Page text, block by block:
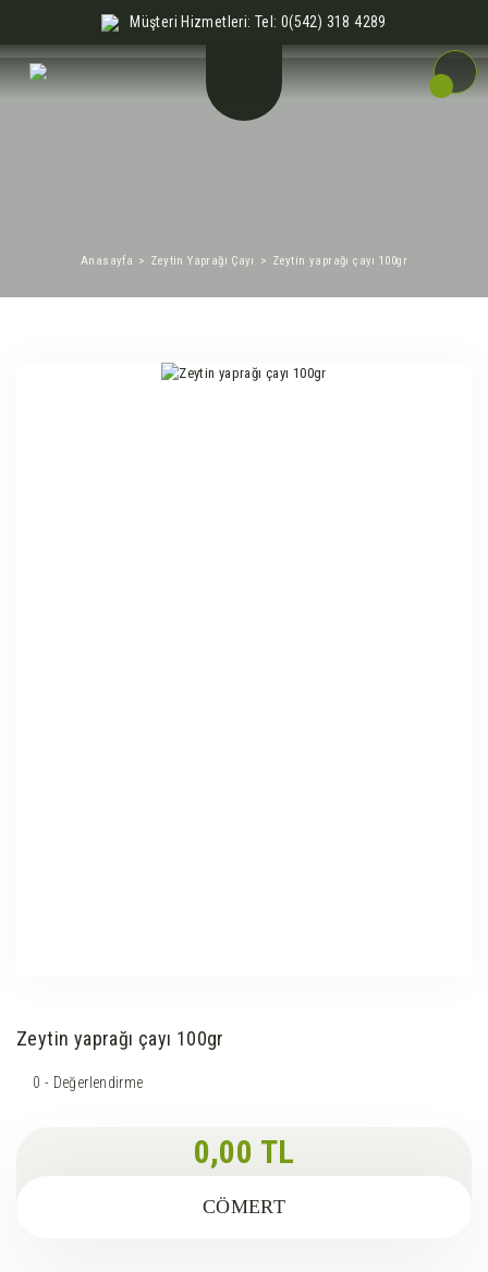
Müşteri Hizmetleri: Tel: 0(542) 318 4289
Anasayfa Zeytin Yaprağı Çayı Zeytin yaprağı çayı 100gr
Zeytin yaprağı çayı 100gr
0 - Değerlendirme
0,00 TL
CÖMERT